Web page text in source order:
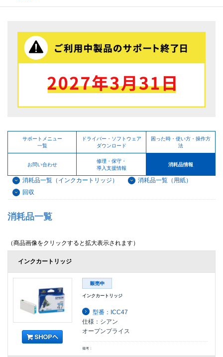
サポートメニュー
一覧
ドライバー・ソフトウェア
ダウンロード
困った時・使い方・操作方
法
お問い合わせ
修理・保守・
導入支援情報
消耗品情報
消耗品一覧（インクカートリッジ）
消耗品一覧（用紙）
回収
消耗品一覧
（商品画像をクリックすると拡大表示されます）
インクカートリッジ
インクカートリッジ
型番：ICC47
仕様：シアン
オープンプライス
備考：